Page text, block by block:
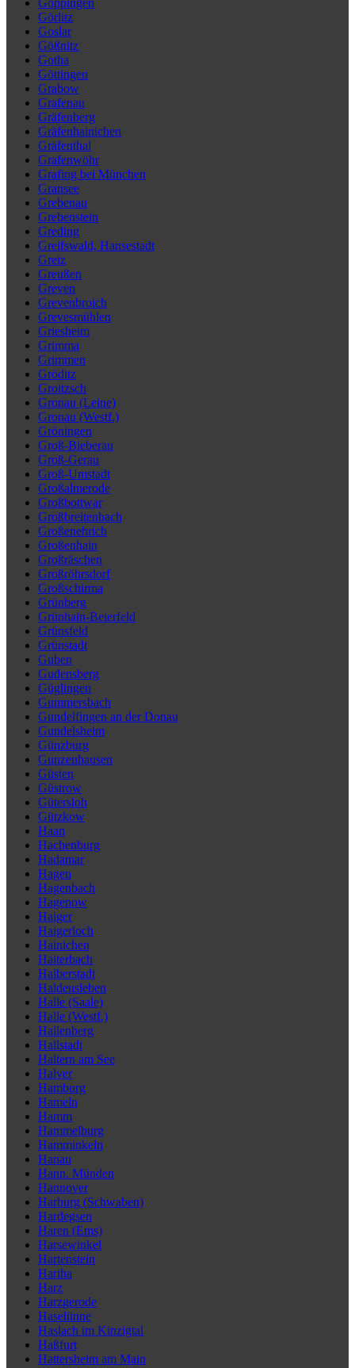
Göppingen
Görlitz
Goslar
Gößnitz
Gotha
Göttingen
Grabow
Grafenau
Gräfenberg
Gräfenhainichen
Gräfenthal
Grafenwöhr
Grafing bei München
Gransee
Grebenau
Grebenstein
Greding
Greifswald, Hansestadt
Greiz
Greußen
Greven
Grevenbroich
Grevesmühlen
Griesheim
Grimma
Grimmen
Gröditz
Groitzsch
Gronau (Leine)
Gronau (Westf.)
Gröningen
Groß-Bieberau
Groß-Gerau
Groß-Umstadt
Großalmerode
Großbottwar
Großbreitenbach
Großenehrich
Großenhain
Großräschen
Großröhrsdorf
Großschirma
Grünberg
Grünhain-Beierfeld
Grünsfeld
Grünstadt
Guben
Gudensberg
Güglingen
Gummersbach
Gundelfingen an der Donau
Gundelsheim
Günzburg
Gunzenhausen
Güsten
Güstrow
Gütersloh
Gützkow
Haan
Hachenburg
Hadamar
Hagen
Hagenbach
Hagenow
Haiger
Haigerloch
Hainichen
Haiterbach
Halberstadt
Haldensleben
Halle (Saale)
Halle (Westf.)
Hallenberg
Hallstadt
Haltern am See
Halver
Hamburg
Hameln
Hamm
Hammelburg
Hamminkeln
Hanau
Hann. Münden
Hannover
Harburg (Schwaben)
Hardegsen
Haren (Ems)
Harsewinkel
Hartenstein
Hartha
Harz
Harzgerode
Haselünne
Haslach im Kinzigtal
Haßfurt
Hattersheim am Main